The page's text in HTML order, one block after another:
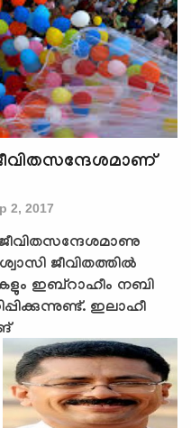
2, 2017
ജീവിതത്തില്‍
ഇബ്‌റാഹീം നബി
ഇലാഹീ